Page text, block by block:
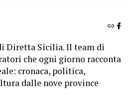
Diretta Sicilia. Il team di
che ogni giorno racconta
cronaca, politica,
dalle nove province